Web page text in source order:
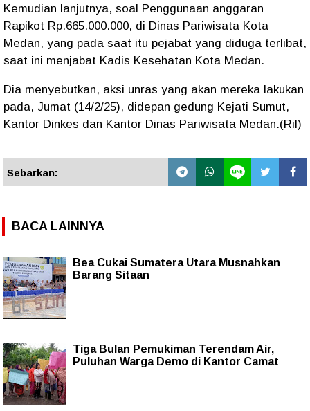
Kemudian lanjutnya, soal Penggunaan anggaran
Rapikot Rp.665.000.000, di Dinas Pariwisata Kota
Medan, yang pada saat itu pejabat yang diduga terlibat,
saat ini menjabat Kadis Kesehatan Kota Medan.
Dia menyebutkan, aksi unras yang akan mereka lakukan
pada, Jumat (14/2/25), didepan gedung Kejati Sumut,
Kantor Dinkes dan Kantor Dinas Pariwisata Medan.(Ril)
Sebarkan:
BACA LAINNYA
Bea Cukai Sumatera Utara Musnahkan
Barang Sitaan
Tiga Bulan Pemukiman Terendam Air,
Puluhan Warga Demo di Kantor Camat